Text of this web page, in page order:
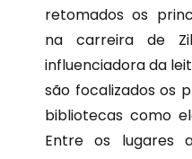
retomados os
na carreira de
influenciadora da
são focalizados os
bibliotecas como
Entre os lugares